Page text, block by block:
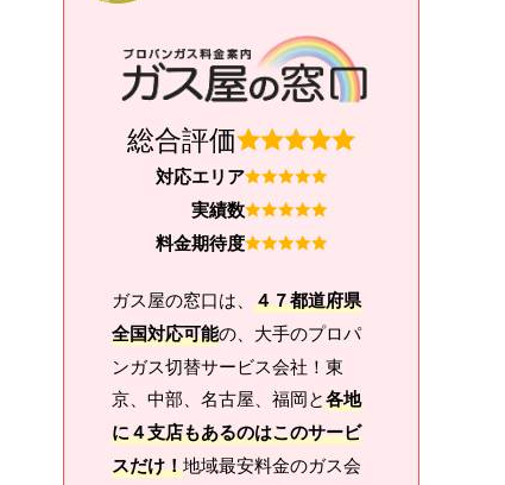
総合評価
対応エリア
実績数
料金期待度
ガス屋の窓口は、 ４７都道府県
全国対応可能の、大手のプロパ
ンガス切替サービス会社！東
京、中部、名古屋、福岡と各地
に４支店もあるのはこのサービ
スだけ！地域最安料金のガス会